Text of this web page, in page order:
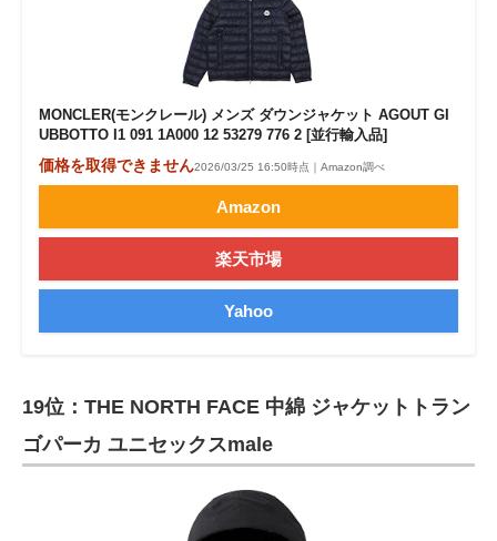
MONCLER(モンクレール) メンズ ダウンジャケット AGOUT GI
UBBOTTO I1 091 1A000 12 53279 776 2 [並行輸入品]
価格を取得できません2026/03/25 16:50時点｜Amazon調べ
Amazon
楽天市場
Yahoo
19位：THE NORTH FACE 中綿 ジャケットトラン
ゴパーカ ユニセックスmale